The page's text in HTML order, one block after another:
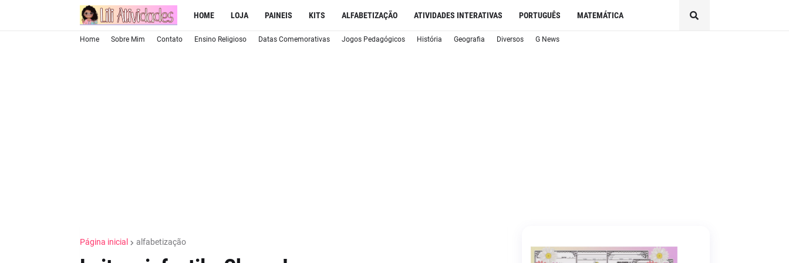
HOME LOJA PAINEIS KITS ALFABETIZAÇÃO ATIVIDADES INTERATIVAS PORTUGUÊS MATEMÁTICA
Home Sobre Mim Contato Ensino Religioso Datas Comemorativas Jogos Pedagógicos História Geografia Diversos G News
Página inicial alfabetização